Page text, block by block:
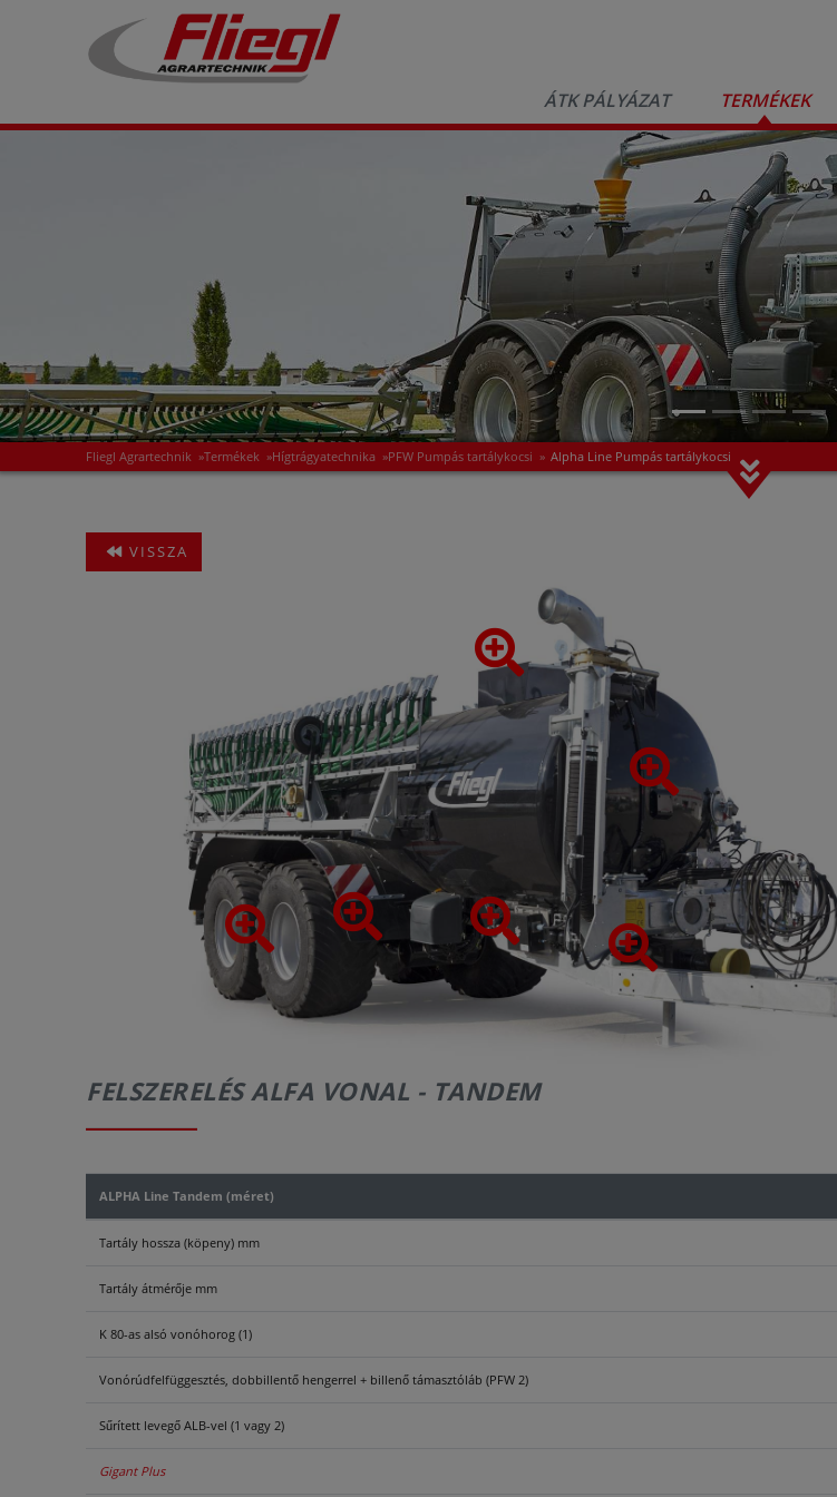
ÁTK PÁLYÁZAT TERMÉKEK
Fliegl Agrartechnik »Termékek »Hígtrágyatechnika »PFW Pumpás tartálykocsi » Alpha Line Pumpás tartálykocsi
VISSZA
FELSZERELÉS ALFA VONAL - TANDEM
ALPHA Line Tandem (méret)
Tartály hossza (köpeny) mm
Tartály átmérője mm
K 80-as alsó vonóhorog (1)
Vonórúdfelfüggesztés, dobbillentő hengerrel + billenő támasztóláb (PFW 2)
Sűrített levegő ALB-vel (1 vagy 2)
Gigant Plus